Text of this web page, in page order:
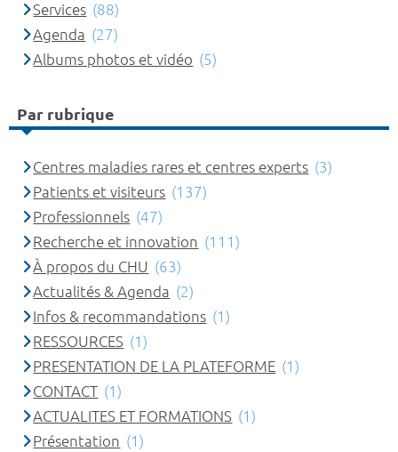
Services (88)
Agenda (27)
Albums photos et vidéo (5)
Par rubrique
Centres maladies rares et centres experts (3)
Patients et visiteurs (137)
Professionnels (47)
Recherche et innovation (111)
À propos du CHU (63)
Actualités & Agenda (2)
Infos & recommandations (1)
RESSOURCES (1)
PRESENTATION DE LA PLATEFORME (1)
CONTACT (1)
ACTUALITES ET FORMATIONS (1)
Présentation (1)